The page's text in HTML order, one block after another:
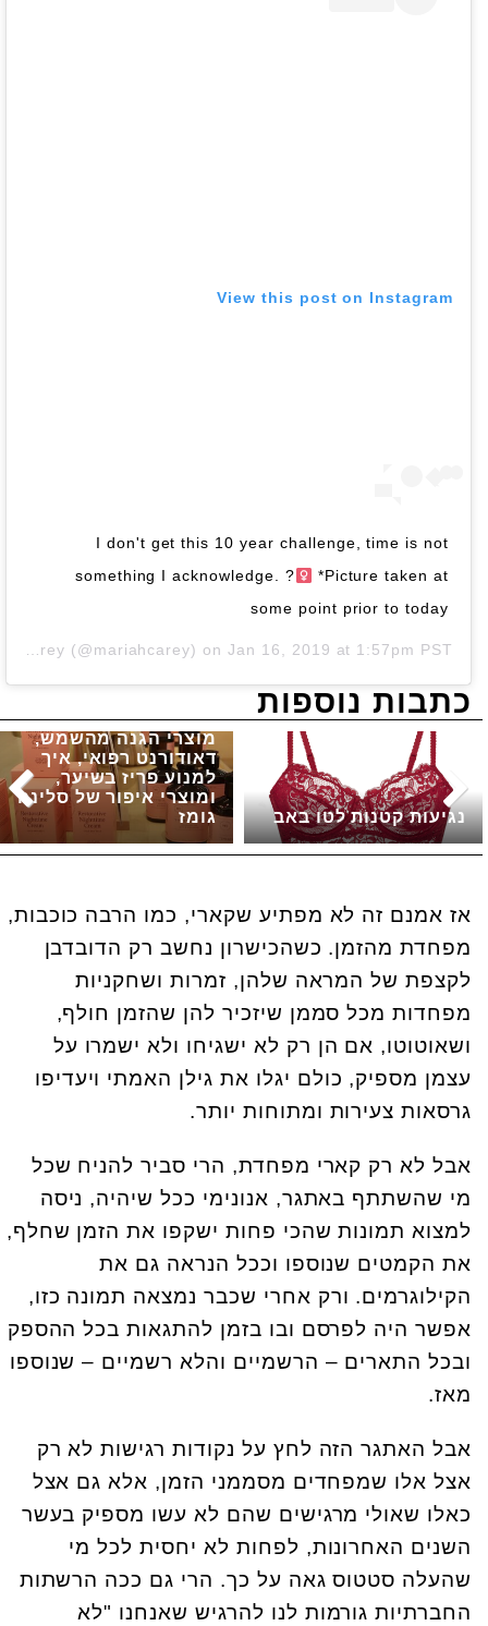
View this post on Instagram
I don't get this 10 year challenge, time is not
something I acknowledge. ?‍
*Picture taken at
some point prior to today
Mariah Carey (@mariahcarey) onJan 16, 2019 at 1:57pm PST
כתבות נוספות
מוצרי הגנה מהשמש,
דאודורנט רפואי, איך
למנוע פריז בשיער,
ומוצרי איפור של סלינה
גומז
נגיעות קטנות לטו באב
אז אמנם זה לא מפתיע שקארי, כמו הרבה כוכבות,
מפחדת מהזמן. כשהכישרון נחשב רק הדובדבן
לקצפת של המראה שלהן, זמרות ושחקניות
מפחדות מכל סממן שיזכיר להן שהזמן חולף,
ושאוטוטו, אם הן רק לא ישגיחו ולא ישמרו על
עצמן מספיק, כולם יגלו את גילן האמתי ויעדיפו
גרסאות צעירות ומתוחות יותר.
אבל לא רק קארי מפחדת, הרי סביר להניח שכל
מי שהשתתף באתגר, אנונימי ככל שיהיה, ניסה
למצוא תמונות שהכי פחות ישקפו את הזמן שחלף,
את הקמטים שנוספו וככל הנראה גם את
הקילוגרמים. ורק אחרי שכבר נמצאה תמונה כזו,
אפשר היה לפרסם ובו בזמן להתגאות בכל ההספק
ובכל התארים – הרשמיים והלא רשמיים – שנוספו
מאז.
אבל האתגר הזה לחץ על נקודות רגישות לא רק
אצל אלו שמפחדים מסממני הזמן, אלא גם אצל
כאלו שאולי מרגישים שהם לא עשו מספיק בעשר
השנים האחרונות, לפחות לא יחסית לכל מי
שהעלה סטטוס גאה על כך. הרי גם ככה הרשתות
החברתיות גורמות לנו להרגיש שאנחנו "לא